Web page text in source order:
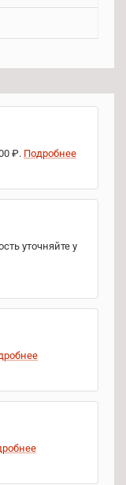
₽. Подробнее
уточняйте у